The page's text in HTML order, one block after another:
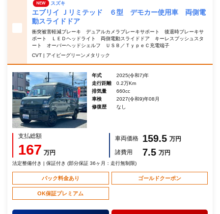
NEW スズキ
エブリイ Ｊリミテッド ６型 デモカー使用車 両側電
動スライドドア
衝突被害軽減ブレーキ デュアルカメラブレーキサポート 後退時ブレーキサ
ポート ＬＥＤヘッドライト 両側電動スライドドア キーレスプッシュスタ
ート オーバーヘッドシェルフ ＵＳＢ／ＴｙｐｅＣ充電端子
CVT | アイビーグリーンメタリック
年式
2025(令和7)年
走行距離
0.2万Km
排気量
660cc
車検
2027(令和9)年08月
修復歴
なし
支払総額
167 万円
車両価格 159.5 万円
諸費用
7.5 万円
法定整備付き | 保証付き (部分保証 36ヶ月：走行無制限)
パック料金あり ゴールドクーポン
OK保証プレミアム